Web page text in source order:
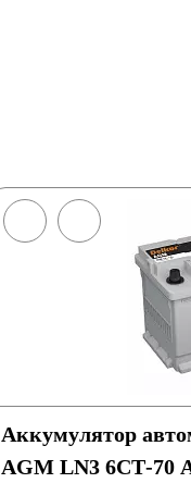
Аккумулятор
AGM LN3 6СТ-70